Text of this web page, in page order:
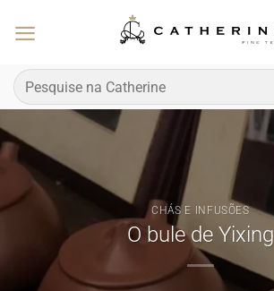
Pesquisar
por:
CHÁS E INFUSÕES
O bule de Yixing